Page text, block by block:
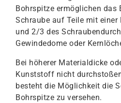
Bohrspitze ermöglichen das
Schraube auf Teile mit
und 2/3 des
Gewindedome oder
Bei höherer Materialdicke
Kunststoff nicht
besteht die Möglichkeit die
Bohrspitze zu versehen.